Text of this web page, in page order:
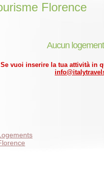
Florence
Aucun
Se vuoi inserire la tua attività in